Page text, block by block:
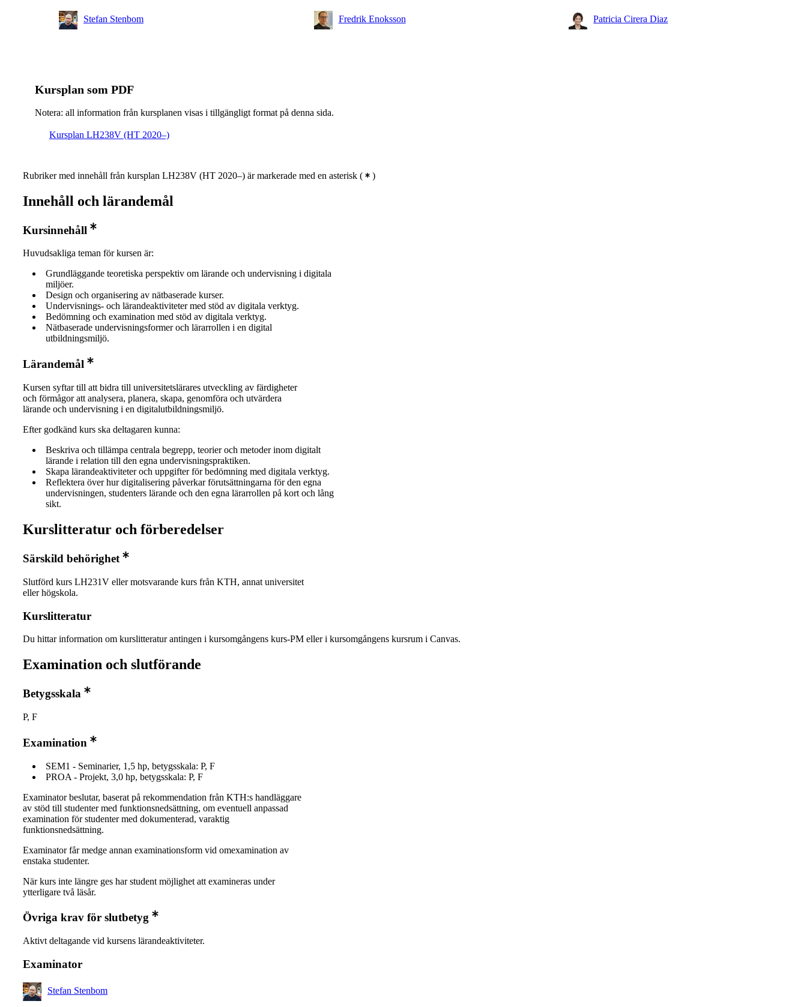
Stefan Stenbom Fredrik Enoksson Patricia Cirera Diaz
Kursplan som PDF
Notera: all information från kursplanen visas i tillgängligt format på denna sida.
Kursplan LH238V (HT 2020–)
Rubriker med innehåll från kursplan LH238V (HT 2020–) är markerade med en asterisk ( )
Innehåll och lärandemål
Kursinnehåll
Huvudsakliga teman för kursen är:
Grundläggande teoretiska perspektiv om lärande och undervisning i digitala
miljöer.
Design och organisering av nätbaserade kurser.
Undervisnings- och lärandeaktiviteter med stöd av digitala verktyg.
Bedömning och examination med stöd av digitala verktyg.
Nätbaserade undervisningsformer och lärarrollen i en digital
utbildningsmiljö.
Lärandemål
Kursen syftar till att bidra till universitetslärares utveckling av färdigheter
och förmågor att analysera, planera, skapa, genomföra och utvärdera
lärande och undervisning i en digitalutbildningsmiljö.
Efter godkänd kurs ska deltagaren kunna:
Beskriva och tillämpa centrala begrepp, teorier och metoder inom digitalt
lärande i relation till den egna undervisningspraktiken.
Skapa lärandeaktiviteter och uppgifter för bedömning med digitala verktyg.
Reflektera över hur digitalisering påverkar förutsättningarna för den egna
undervisningen, studenters lärande och den egna lärarrollen på kort och lång
sikt.
Kurslitteratur och förberedelser
Särskild behörighet
Slutförd kurs LH231V eller motsvarande kurs från KTH, annat universitet
eller högskola.
Kurslitteratur
Du hittar information om kurslitteratur antingen i kursomgångens kurs-PM eller i kursomgångens kursrum i Canvas.
Examination och slutförande
Betygsskala
P, F
Examination
SEM1 - Seminarier, 1,5 hp, betygsskala: P, F
PROA - Projekt, 3,0 hp, betygsskala: P, F
Examinator beslutar, baserat på rekommendation från KTH:s handläggare
av stöd till studenter med funktionsnedsättning, om eventuell anpassad
examination för studenter med dokumenterad, varaktig
funktionsnedsättning.
Examinator får medge annan examinationsform vid omexamination av
enstaka studenter.
När kurs inte längre ges har student möjlighet att examineras under
ytterligare två läsår.
Övriga krav för slutbetyg
Aktivt deltagande vid kursens lärandeaktiviteter.
Examinator
Stefan Stenbom